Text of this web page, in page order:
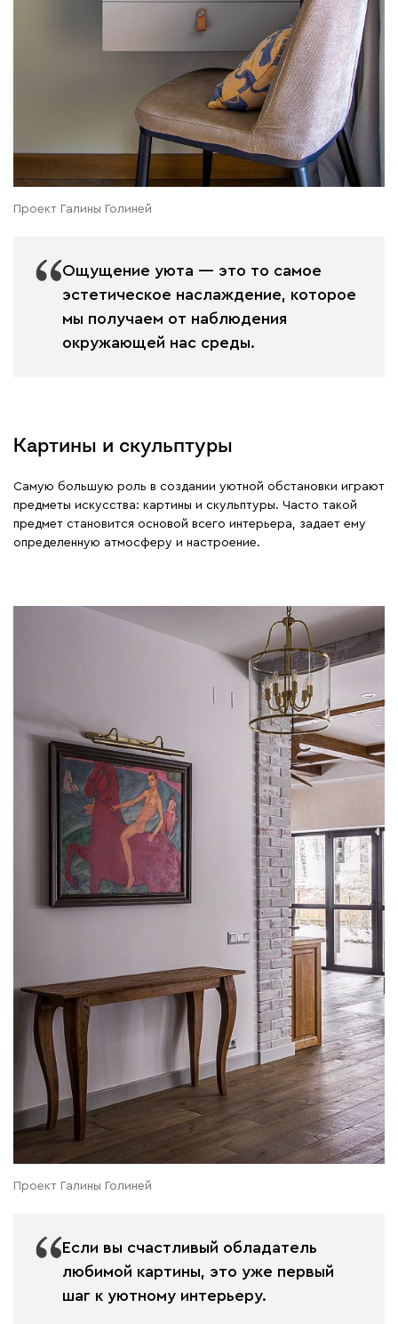
Проект Галины Голиней
Ощущение уюта — это то самое
эстетическое наслаждение, которое
мы получаем от наблюдения
окружающей нас среды.
Картины и скульптуры
Самую большую роль в создании уютной обстановки играют
предметы искусства: картины и скульптуры. Часто такой
предмет становится основой всего интерьера, задает ему
определенную атмосферу и настроение.
Проект Галины Голиней
Если вы счастливый обладатель
любимой картины, это уже первый
шаг к уютному интерьеру.